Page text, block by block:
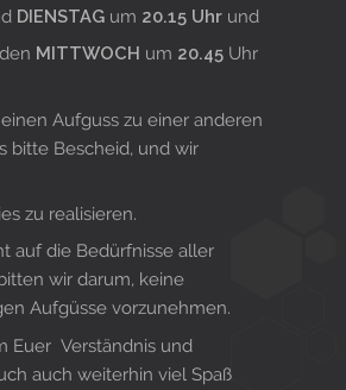
Ernährungsberatung
DIENSTAG um 20.15 Uhr und
MITTWOCH um 20.45 Uhr
Aufguss zu einer anderen
bitte Bescheid, und wir
zu realisieren.
auf die Bedürfnisse aller
wir darum, keine
Aufgüsse vorzunehmen.
Euer Verständnis und
auch weiterhin viel Spaß